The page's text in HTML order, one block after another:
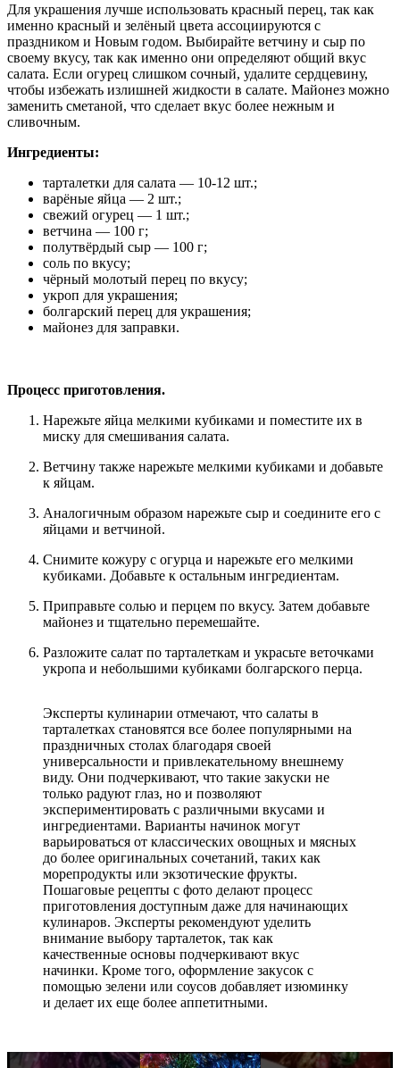
Для украшения лучше использовать красный перец, так как
именно красный и зелёный цвета ассоциируются с
праздником и Новым годом. Выбирайте ветчину и сыр по
своему вкусу, так как именно они определяют общий вкус
салата. Если огурец слишком сочный, удалите сердцевину,
чтобы избежать излишней жидкости в салате. Майонез можно
заменить сметаной, что сделает вкус более нежным и
сливочным.
Ингредиенты:
тарталетки для салата — 10-12 шт.;
варёные яйца — 2 шт.;
свежий огурец — 1 шт.;
ветчина — 100 г;
полутвёрдый сыр — 100 г;
соль по вкусу;
чёрный молотый перец по вкусу;
укроп для украшения;
болгарский перец для украшения;
майонез для заправки.
Процесс приготовления.
Нарежьте яйца мелкими кубиками и поместите их в
миску для смешивания салата.
Ветчину также нарежьте мелкими кубиками и добавьте
к яйцам.
Аналогичным образом нарежьте сыр и соедините его с
яйцами и ветчиной.
Снимите кожуру с огурца и нарежьте его мелкими
кубиками. Добавьте к остальным ингредиентам.
Приправьте солью и перцем по вкусу. Затем добавьте
майонез и тщательно перемешайте.
Разложите салат по тарталеткам и украсьте веточками
укропа и небольшими кубиками болгарского перца.
Эксперты кулинарии отмечают, что салаты в
тарталетках становятся все более популярными на
праздничных столах благодаря своей
универсальности и привлекательному внешнему
виду. Они подчеркивают, что такие закуски не
только радуют глаз, но и позволяют
экспериментировать с различными вкусами и
ингредиентами. Варианты начинок могут
варьироваться от классических овощных и мясных
до более оригинальных сочетаний, таких как
морепродукты или экзотические фрукты.
Пошаговые рецепты с фото делают процесс
приготовления доступным даже для начинающих
кулинаров. Эксперты рекомендуют уделить
внимание выбору тарталеток, так как
качественные основы подчеркивают вкус
начинки. Кроме того, оформление закусок с
помощью зелени или соусов добавляет изюминку
и делает их еще более аппетитными.